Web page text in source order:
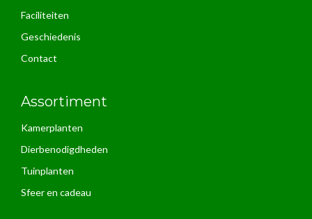
Faciliteiten
Geschiedenis
Contact
Assortiment
Kamerplanten
Dierbenodigdheden
Tuinplanten
Sfeer en cadeau